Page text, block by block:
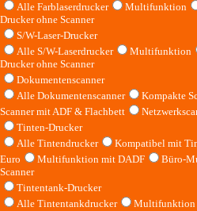
Alle Farblaserdrucker
Multifunktion
Drucker ohne Scanner
S/W-Laser-Drucker
Alle S/W-Laserdrucker
Multifunktion
Drucker ohne Scanner
Dokumentenscanner
Alle Dokumentenscanner
Kompakte
Scanner mit ADF & Flachbett
Tinten-Drucker
Alle Tintendrucker
Kompatibel mit
Euro
Multifunktion mit DADF Büro-
Scanner
Tintentank-Drucker
Alle Tintentankdrucker
Multifunktion